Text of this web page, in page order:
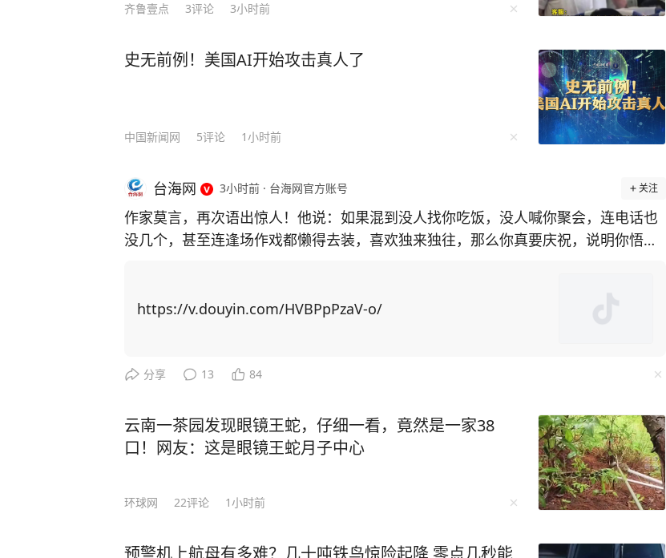
齐鲁壹点 3评论 3小时前
史无前例！美国AI开始攻击真人了
中国新闻网 5评论 1小时前
台海网 3小时前 · 台海网官方账号 关注
作家莫言，再次语出惊人！他说：如果混到没人找你吃饭，没人喊你聚会，连电话也
没几个，甚至连逢场作戏都懒得去装，喜欢独来独往，那么你真要庆祝，说明你悟透
友全都找上门。有的人进门后，一张口就是求他办事，所求之事还特别令人为难，不
中的不快，迎客进门。但管的闲事多了，操的闲心多了，“委屈自己”的次数也就多
受。 经历了这些，年过半百的莫言对人生感悟更深，沉淀多年写下了《晚熟的人》一
书，书中一口气写了12个故事，每一个故事都是世间百态的缩影，细细品读绝对受益
声与消息提示音此起彼伏，似乎只有这样的热闹，才能证明自己在世界上的存在价
值。 然而，莫言却提出了一种截然不同的观点：“如果你混到没人找你吃饭，没人喊
这句话时只当是戏言，细品才知其中藏着生命的大智慧——“当热闹如潮水般退去，露
https://v.douyin.com/HVBPpPzaV-o/
分享 13 84
云南一茶园发现眼镜王蛇，仔细一看，竟然是一家38
口！网友：这是眼镜王蛇月子中心
环球网 22评论 1小时前
预警机上航母有多难？几十吨铁鸟惊险起降 零点几秒能